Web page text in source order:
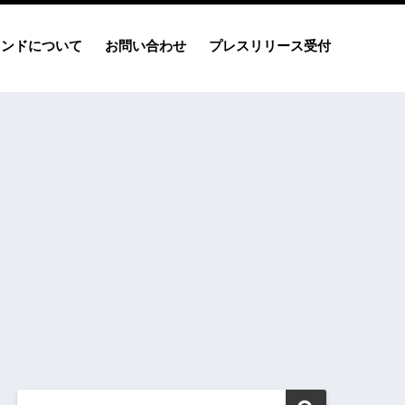
ドについて お問い合わせ プレスリリース受付